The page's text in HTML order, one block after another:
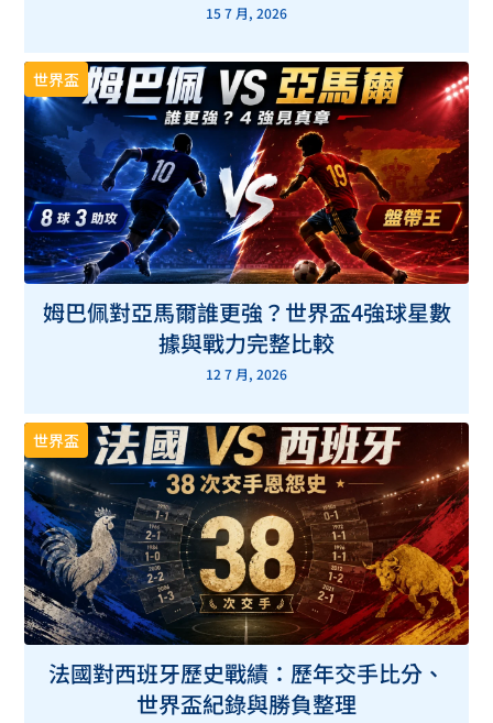
15 7 月, 2026
世界盃
姆巴佩對亞馬爾誰更強？世界盃4強球星數
據與戰力完整比較
12 7 月, 2026
世界盃
法國對西班牙歷史戰績：歷年交手比分、
世界盃紀錄與勝負整理